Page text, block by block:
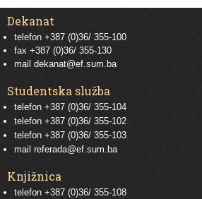
Dekanat
telefon +387 (0)36/ 355-100
fax +387 (0)36/ 355-130
mail dekanat@ef.sum.ba
Studentska služba
telefon +387 (0)36/ 355-104
telefon +387 (0)36/ 355-102
telefon +387 (0)36/ 355-103
mail referada@ef.sum.ba
Knjižnica
telefon +387 (0)36/ 355-108